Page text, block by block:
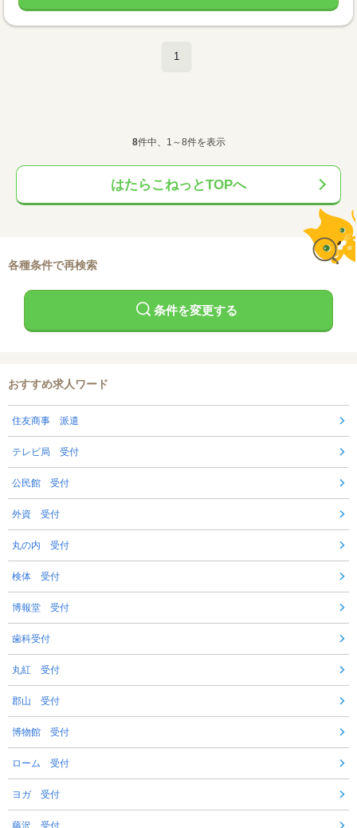
1
8件中、1～8件を表示
はたらこねっとTOPへ
各種条件で再検索
条件を変更する
おすすめ求人ワード
住友商事 派遣
テレビ局 受付
公民館 受付
外資 受付
丸の内 受付
検体 受付
博報堂 受付
歯科受付
丸紅 受付
郡山 受付
博物館 受付
ローム 受付
ヨガ 受付
藤沢 受付